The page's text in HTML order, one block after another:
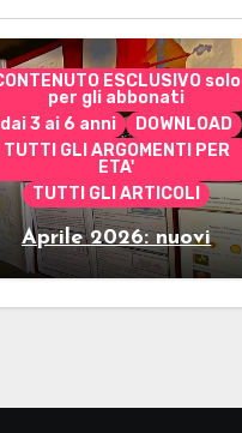
ESCLUSIVO solo
per gli abbonati
dai 3 ai 6 anni
DOWNLOAD
TUTTI GLI ARGOMENTI PER
ETA'
TUTTI GLI ARTICOLI
Aprile 2026: nuovi
stampabili per